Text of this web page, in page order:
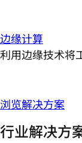
边缘计算
利用边缘技术将
浏览解决方案
行业解决方